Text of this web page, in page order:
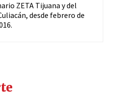
ZETA Tijuana y del
desde febrero de